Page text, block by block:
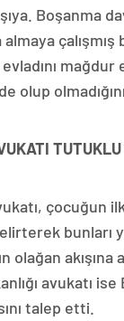
Boşanma
almaya çalışmış
evladını
olup
çocuğun
bunları
olağan akışına
avukatı ise
talep etti.